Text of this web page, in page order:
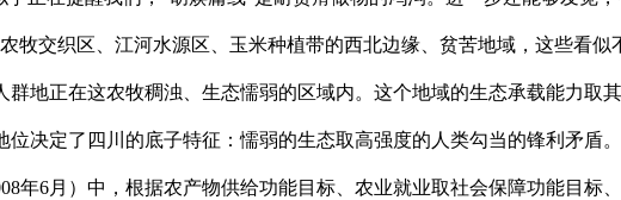
牧交织区、江河水源区、玉米种植带的西北边缘、贫苦地域，这些看
地正在这农牧稠浊、生态懦弱的区域内。这个地域的生态承载能力取
决定了四川的底子特征：懦弱的生态取高强度的人类勾当的锋利矛
年6月）中，根据农产物供给功能目标、农业就业取社会保障功能目